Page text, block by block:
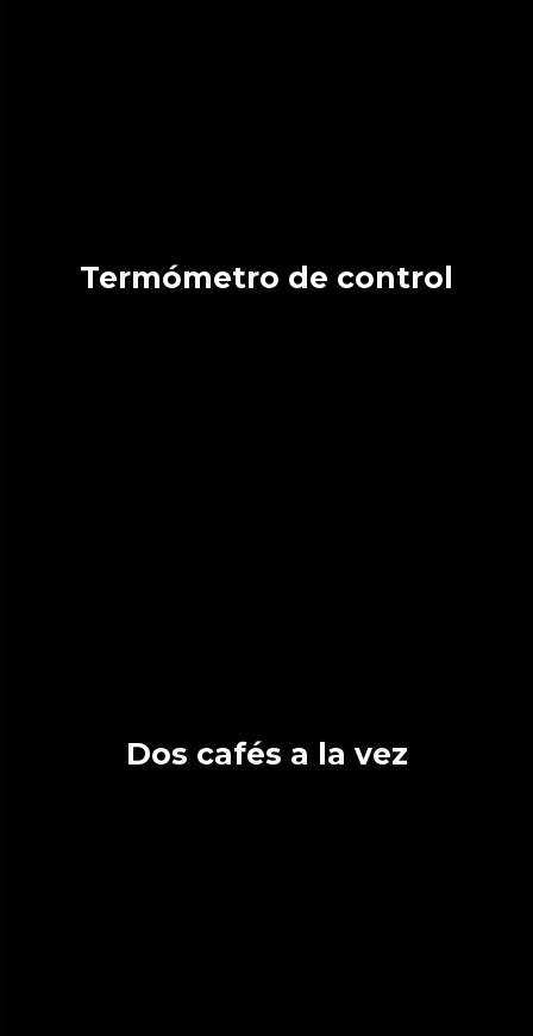
Termómetro de control
Dos cafés a la vez